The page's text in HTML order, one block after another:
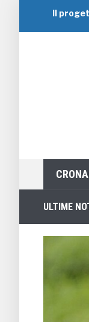
Il
ULTIME
Viaggi di